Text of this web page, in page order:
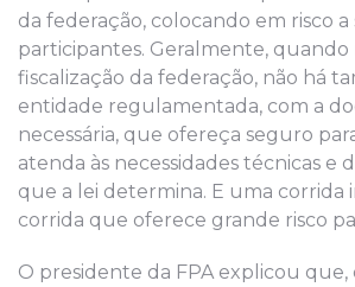
da federação, colocando em risco
participantes. Geralmente, quando
fiscalização da federação, não há
entidade regulamentada, com a
necessária, que ofereça seguro
atenda às necessidades técnicas e
que a lei determina. E uma corrida
corrida que oferece grande risco
O presidente da FPA explicou que,